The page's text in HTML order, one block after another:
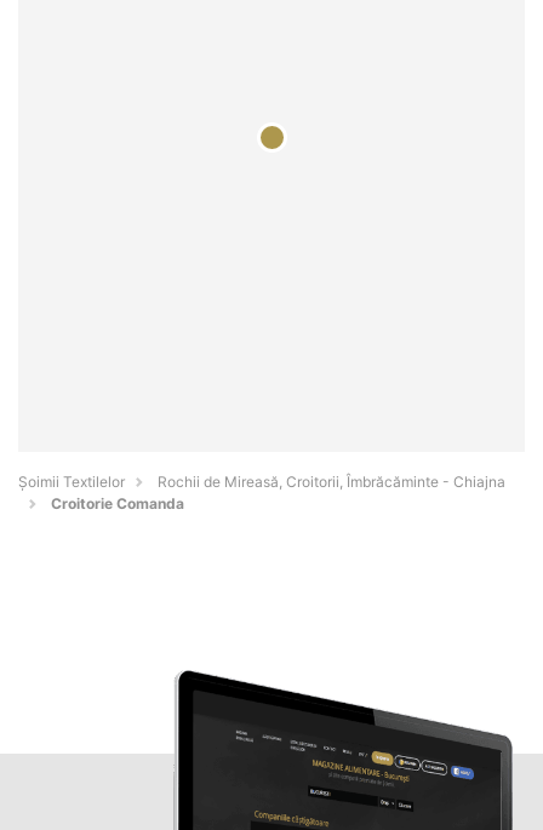
Șoimii Textilelor
Rochii de Mireasă, Croitorii, Îmbrăcăminte - Chiajna
Croitorie Comanda